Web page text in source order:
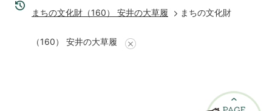
まちの文化財（160） 安井の大草履 まちの文化財
（160） 安井の大草履